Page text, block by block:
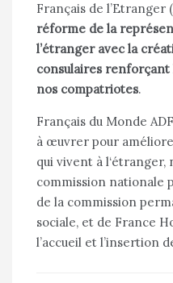
Français de l’Etranger
réforme de la
l’étranger avec la
consulaires renforçant
nos compatriotes.
Français du Monde
à œuvrer pour
qui vivent à
commission nationale
de la commission
sociale, et de France
l’accueil et l’insertion